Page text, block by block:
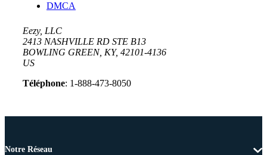
DMCA
Eezy, LLC
2413 NASHVILLE RD STE B13
BOWLING GREEN, KY, 42101-4136
US
Téléphone: 1-888-473-8050
Notre Réseau